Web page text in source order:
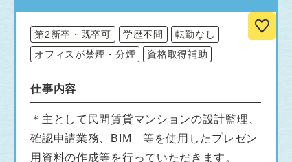
第2新卒・既卒可 学歴不問
転勤なし
オフィスが禁煙・分煙
資格取得補助
仕事内容
＊主として民間賃貸マンションの設計監理、
確認申請業務、BIM 等を使用したプレゼン
用資料の作成等を行っていただきます。